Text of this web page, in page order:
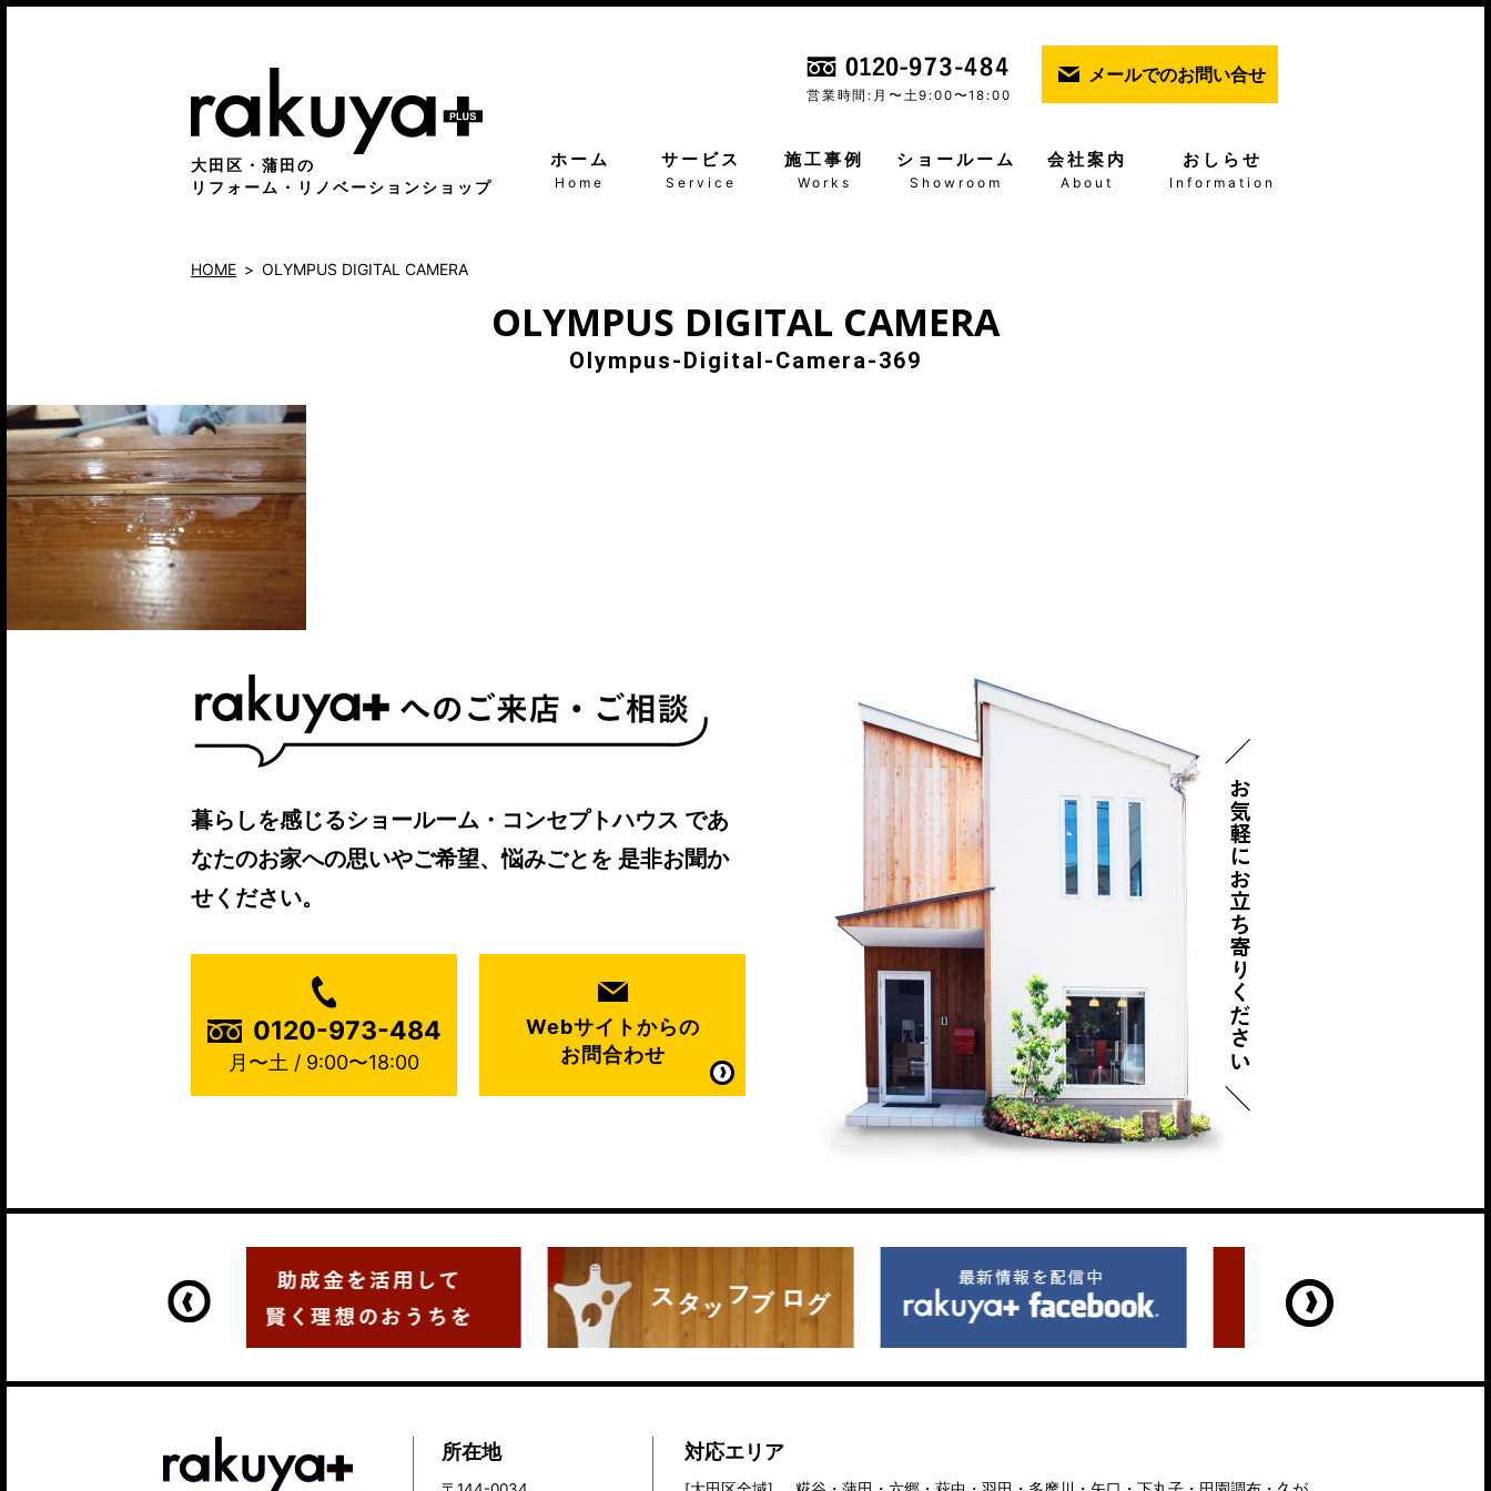
大田区・蒲田の
リフォーム・リノベーションショップ
営業時間:月〜土9:00〜18:00
メールでのお問い合せ
ホーム
Home
サービス
Service
施工事例
Works
ショールーム
Showroom
会社案内
About
おしらせ
Information
HOME OLYMPUS DIGITAL CAMERA
OLYMPUS DIGITAL CAMERA
Olympus-Digital-Camera-369
暮らしを感じるショールーム・コンセプトハウス であ
なたのお家への思いやご希望、悩みごとを 是非お聞か
せください。
0120-973-484
月〜土 / 9:00〜18:00
Webサイトからの
お問合わせ
所在地 対応エリア